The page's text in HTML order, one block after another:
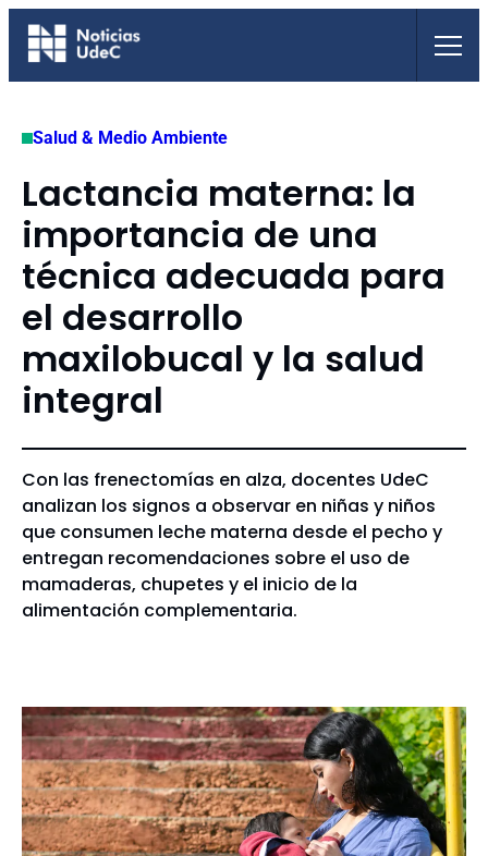
Saltar
Salud & Medio Ambiente
Lactancia materna: la
importancia de una
técnica adecuada para
el desarrollo
maxilobucal y la salud
integral
Con las frenectomías en alza, docentes UdeC
analizan los signos a observar en niñas y niños
que consumen leche materna desde el pecho y
entregan recomendaciones sobre el uso de
mamaderas, chupetes y el inicio de la
alimentación complementaria.